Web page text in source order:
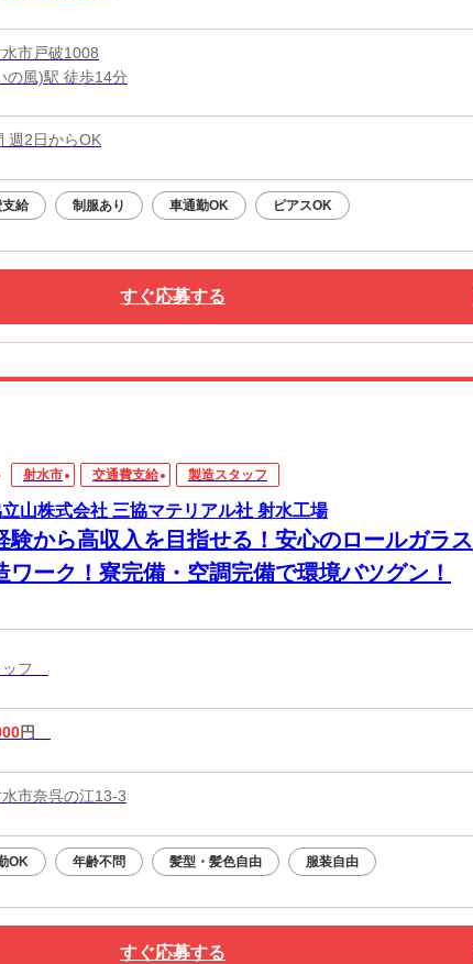
市戸破1008
の風)駅 徒歩14分
週2日からOK
給 制服あり 車通勤OK ピアスOK
すぐ応募する
射水市 交通費支給 製造スタッフ
山株式会社 三協マテリアル社 射水工場
験から高収入を目指せる！安心のロールガラス
ワーク！寮完備・空調完備で環境バツグン！
ッフ
円
市奈呉の江13-3
OK 年齢不問 髪型・髪色自由 服装自由
すぐ応募する